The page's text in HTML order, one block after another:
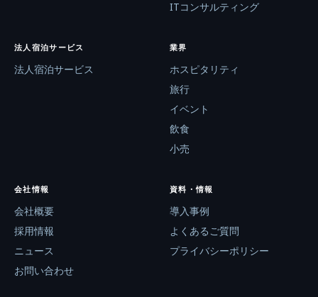
ITコンサルティング
法人宿泊サービス
法人宿泊サービス
業界
ホスピタリティ
旅行
イベント
飲食
小売
会社情報
会社概要
採用情報
ニュース
お問い合わせ
資料・情報
導入事例
よくあるご質問
プライバシーポリシー